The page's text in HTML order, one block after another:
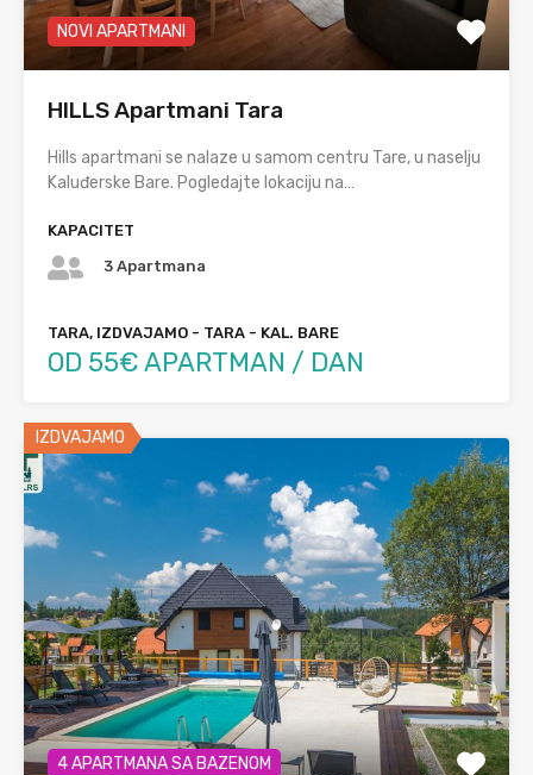
NOVI APARTMANI
HILLS Apartmani Tara
Hills apartmani se nalaze u samom centru Tare, u naselju
Kaluđerske Bare. Pogledajte lokaciju na…
KAPACITET
3 Apartmana
TARA, IZDVAJAMO - TARA - KAL. BARE
OD 55€ APARTMAN / DAN
IZDVAJAMO
4 APARTMANA SA BAZENOM